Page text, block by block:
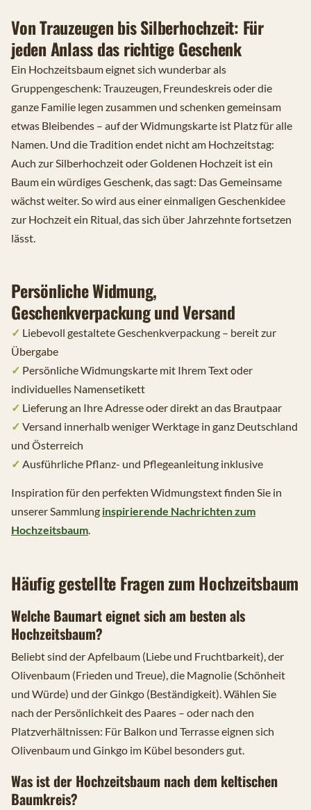
Von Trauzeugen bis Silberhochzeit: Für
jeden Anlass das richtige Geschenk
Ein Hochzeitsbaum eignet sich wunderbar als
Gruppengeschenk: Trauzeugen, Freundeskreis oder die
ganze Familie legen zusammen und schenken gemeinsam
etwas Bleibendes – auf der Widmungskarte ist Platz für alle
Namen. Und die Tradition endet nicht am Hochzeitstag:
Auch zur Silberhochzeit oder Goldenen Hochzeit ist ein
Baum ein würdiges Geschenk, das sagt: Das Gemeinsame
wächst weiter. So wird aus einer einmaligen Geschenkidee
zur Hochzeit ein Ritual, das sich über Jahrzehnte fortsetzen
lässt.
Persönliche Widmung,
Geschenkverpackung und Versand
✓ Liebevoll gestaltete Geschenkverpackung – bereit zur
Übergabe
✓ Persönliche Widmungskarte mit Ihrem Text oder
individuelles Namensetikett
✓ Lieferung an Ihre Adresse oder direkt an das Brautpaar
✓ Versand innerhalb weniger Werktage in ganz Deutschland
und Österreich
✓ Ausführliche Pflanz- und Pflegeanleitung inklusive
Inspiration für den perfekten Widmungstext finden Sie in
unserer Sammlung inspirierende Nachrichten zum
Hochzeitsbaum.
Häufig gestellte Fragen zum Hochzeitsbaum
Welche Baumart eignet sich am besten als
Hochzeitsbaum?
Beliebt sind der Apfelbaum (Liebe und Fruchtbarkeit), der
Olivenbaum (Frieden und Treue), die Magnolie (Schönheit
und Würde) und der Ginkgo (Beständigkeit). Wählen Sie
nach der Persönlichkeit des Paares – oder nach den
Platzverhältnissen: Für Balkon und Terrasse eignen sich
Olivenbaum und Ginkgo im Kübel besonders gut.
Was ist der Hochzeitsbaum nach dem keltischen
Baumkreis?